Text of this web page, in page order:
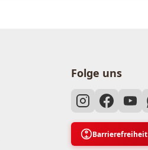
Folge uns
Barrierefreiheit